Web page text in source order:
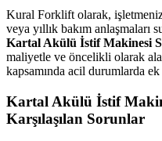
Kural Forklift olarak,
veya yıllık bakım anlaşmaları
Kartal Akülü İstif Makinesi
maliyetle ve öncelikli olarak
kapsamında acil durumlarda
Kartal Akülü İstif
Karşılaşılan Sorunlar